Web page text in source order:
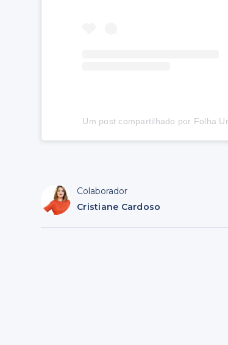
Um post compartilhado por Folha
Colaborador
Cristiane Cardoso